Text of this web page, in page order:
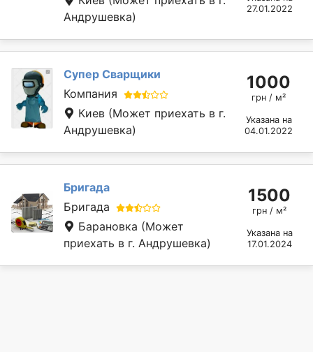
Андрушевка)
27.01.2022
Супер Сварщики
Компания
Киев (Может приехать в г.
Андрушевка)
1000
грн / м²
Указана на
04.01.2022
Бригада
Бригада
Барановка (Может
приехать в г. Андрушевка)
1500
грн / м²
Указана на
17.01.2024